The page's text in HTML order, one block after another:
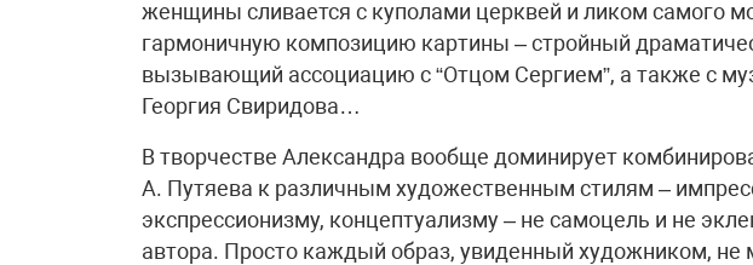
женщины сливается с куполами церквей и ликом самого
гармоничную композицию картины – стройный
вызывающий ассоциацию с “Отцом Сергием”, а также с
Георгия Свиридова…
В творчестве Александра вообще доминирует
А. Путяева к различным художественным стилям –
экспрессионизму, концептуализму – не самоцель и не
автора. Просто каждый образ, увиденный художником,